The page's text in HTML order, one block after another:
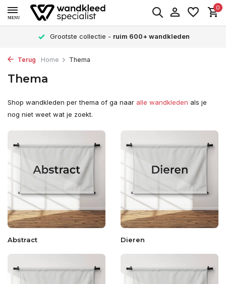
MENU
0
Grootste collectie - ruim 600+ wandkleden
Terug Home Thema
Thema
Shop wandkleden per thema of ga naar alle wandkleden als je
nog niet weet wat je zoekt.
Abstract Dieren